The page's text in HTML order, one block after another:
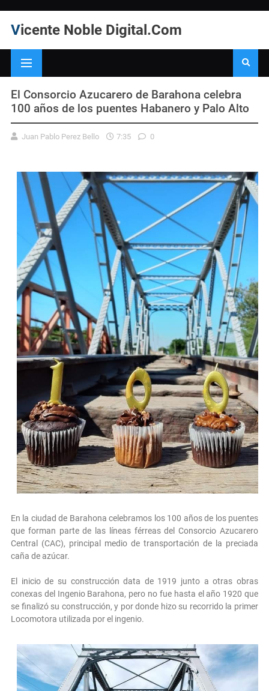
Vicente Noble Digital.Com
El Consorcio Azucarero de Barahona celebra
100 años de los puentes Habanero y Palo Alto
Juan Pablo Perez Bello 7:35 0
En la ciudad de Barahona celebramos los 100 años de los puentes
que forman parte de las líneas férreas del Consorcio Azucarero
Central (CAC), principal medio de transportación de la preciada
caña de azúcar.
El inicio de su construcción data de 1919 junto a otras obras
conexas del Ingenio Barahona, pero no fue hasta el año 1920 que
se finalizó su construcción, y por donde hizo su recorrido la primer
Locomotora utilizada por el ingenio.